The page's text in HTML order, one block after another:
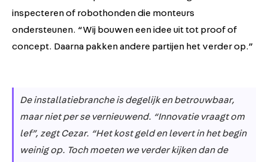
inspecteren of robothonden die monteurs
ondersteunen. “Wij bouwen een idee uit tot proof of
concept. Daarna pakken andere partijen het verder op.”
De installatiebranche is degelijk en betrouwbaar,
maar niet per se vernieuwend. “Innovatie vraagt om
lef”, zegt Cezar. “Het kost geld en levert in het begin
weinig op. Toch moeten we verder kijken dan de